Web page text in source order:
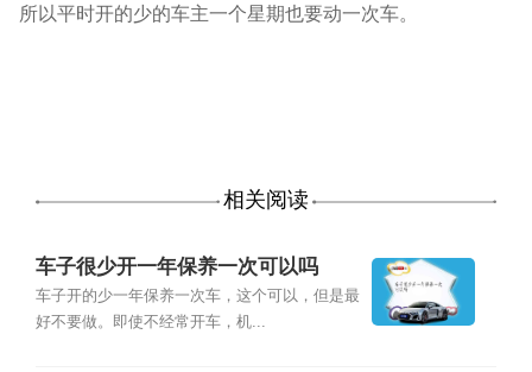
所以平时开的少的车主一个星期也要动一次车。
相关阅读
车子很少开一年保养一次可以吗
车子开的少一年保养一次车，这个可以，但是最
好不要做。即使不经常开车，机...